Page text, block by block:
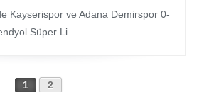
Kayserispor ve Adana Demirspor 0-
Süper Li
1 2